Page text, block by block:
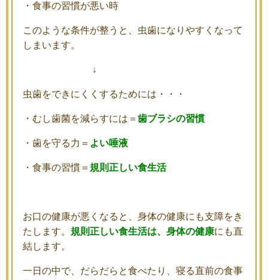
・食事の習慣が悪い時
このような条件が整うと、虫歯になりやすくなって
しまいます。
↓
虫歯をできにくくするためには・・・
・むし歯菌を減らすには＝ 歯ブラシの習慣
・歯を守る力＝ よい唾液
・食事の習慣＝ 規則正しい食生活
お口の健康が悪くなると、身体の健康にも支障をき
たします。 規則正しい食生活は、身体の健康にも直
結します。
一日の中で、だらだらと食べたり、寝る直前の食事